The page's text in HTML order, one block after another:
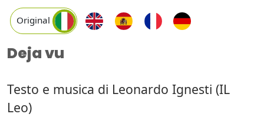
Original
Deja vu
Testo e musica di Leonardo Ignesti (IL
Leo)